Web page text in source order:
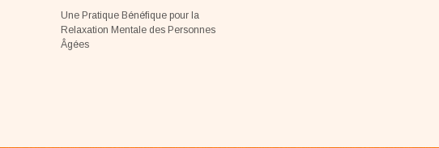
Une Pratique Bénéfique pour la
Relaxation Mentale des Personnes
Âgées